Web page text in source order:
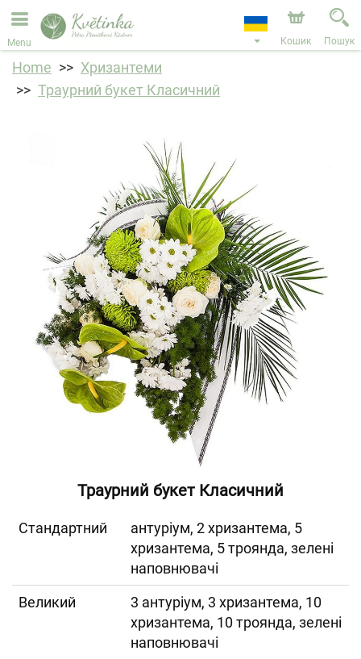
Ми приймаємо замовлення через наш інтернет-
магазин. Найближча можлива дата доставки —
11.08.2026 у зв’язку з відпусткою.
Menu Кошик Пошук
Home
Хризантеми
Траурний букет Класичний
Траурний букет Класичний
Cтандартний
антуріум, 2 хризантема, 5
хризантема, 5 троянда, зелені
наповнювачі
Великий
3 антуріум, 3 хризантема, 10
хризантема, 10 троянда, зелені
наповнювачі